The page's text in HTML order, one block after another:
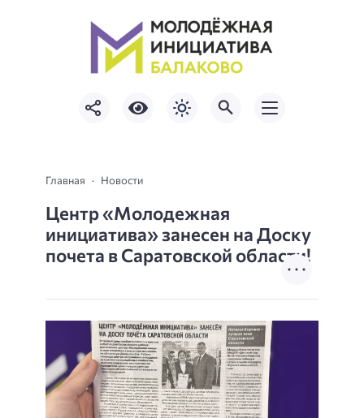
Главная Новости
Центр «Молодежная
инициатива» занесен на Доску
почета в Саратовской области!